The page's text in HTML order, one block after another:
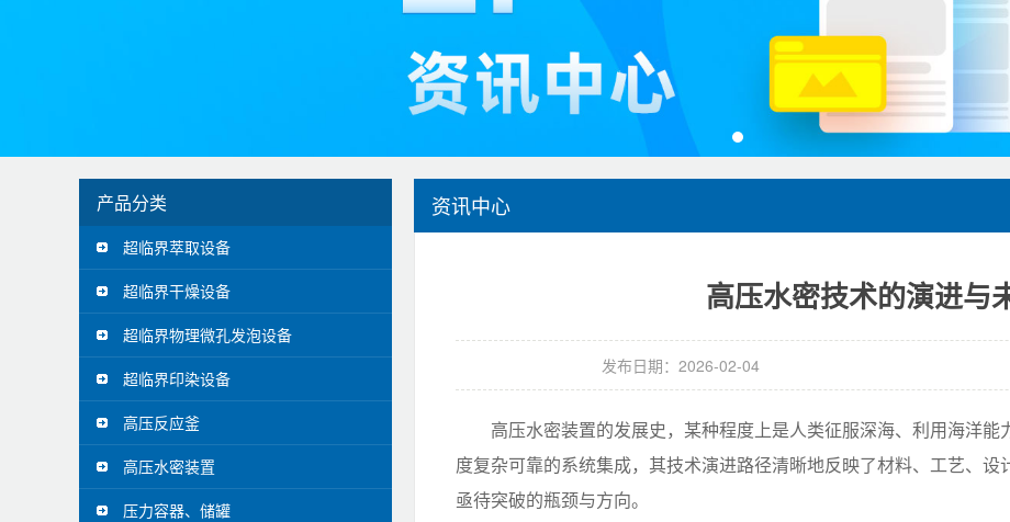
产品分类
超临界萃取设备
超临界干燥设备
超临界物理微孔发泡设备
超临界印染设备
高压反应釜
高压水密装置
压力容器、储罐
资讯中心
高压水密技术的演进与
发布日期：2026-02-04
高压水密装置的发展史，某种程度上是人类征服深海、利用海洋
度复杂可靠的系统集成，其技术演进路径清晰地反映了材料、工艺、
亟待突破的瓶颈与方向。